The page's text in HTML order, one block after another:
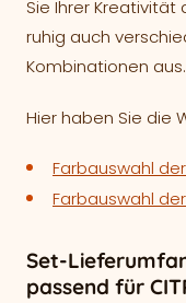
Sie Ihrer Kreativität
ruhig auch
Kombinationen aus.
Hier haben Sie die
Farbauswahl
Farbauswahl
Set-
passend für